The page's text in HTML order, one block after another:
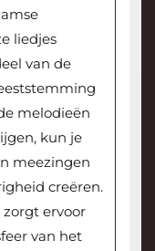
liedjes
van de
melodieën
kun je
meezingen
creëren.
zorgt ervoor
van het